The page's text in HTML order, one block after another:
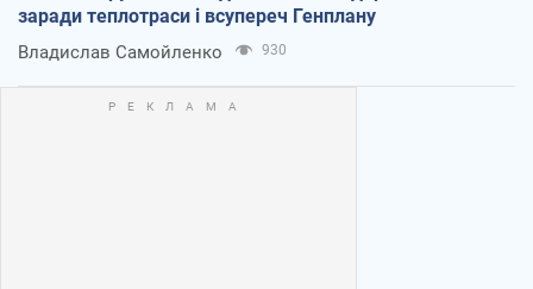
заради теплотраси і всупереч Генплану
Владислав Самойленко 930